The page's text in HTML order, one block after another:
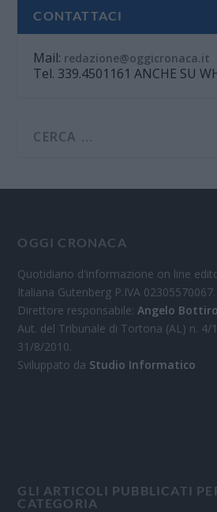
CONTATTACI
Mail: redazione@oggicronaca.it
Tel. 339.4501161 ANCHE SU
OGGI CRONACA
Quotidiano d'informazione on line
Italiana Gutenberg P.IVA 02305570067.
Direttore responsabile:Angelo
Aut. del Tribunale di Tortona (AL) n. 4/
31/8/2010.
Sviluppato da Studio Informatico
GLI ARTICOLI PUBBLICATI
CATEGORIA